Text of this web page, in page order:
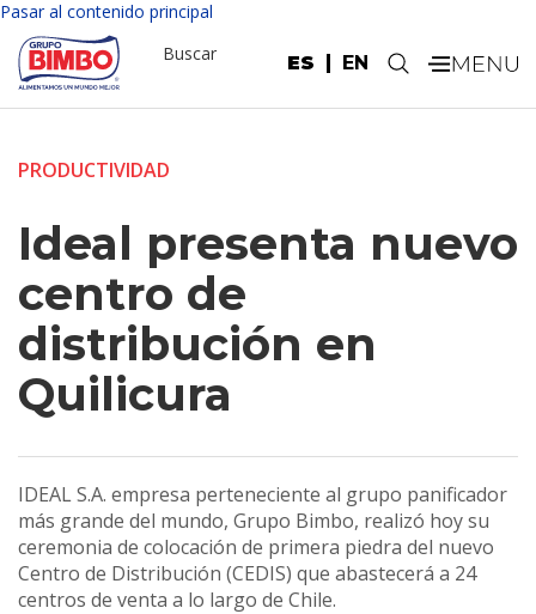
Pasar al contenido principal
ES EN
Buscar .
PRODUCTIVIDAD
Ideal presenta nuevo
centro de
distribución en
Quilicura
IDEAL S.A. empresa perteneciente al grupo panificador
más grande del mundo, Grupo Bimbo, realizó hoy su
ceremonia de colocación de primera piedra del nuevo
Centro de Distribución (CEDIS) que abastecerá a 24
centros de venta a lo largo de Chile.